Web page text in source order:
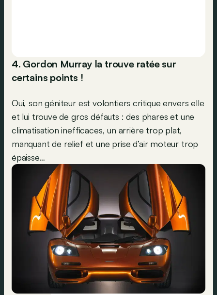
4. Gordon Murray la trouve ratée sur
certains points !
Oui, son géniteur est volontiers critique envers elle
et lui trouve de gros défauts : des phares et une
climatisation inefficaces, un arrière trop plat,
manquant de relief et une prise d’air moteur trop
épaisse…